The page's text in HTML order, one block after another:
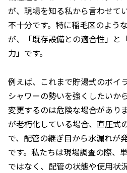
が、現場を知る私から言わせて
不十分です。特に稲毛区のよう
が、「既存設備との適合性」と
力」です。
例えば、これまで貯湯式のボイ
シャワーの勢いを強くしたいか
変更するのは危険な場合があり
が老朽化している場合、直圧式
で、配管の継ぎ目から水漏れが
です。私たちは現場調査の際、
ではなく、配管の状態や使用状